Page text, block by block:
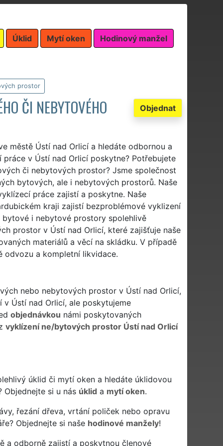
Úklid Mytí oken Hodinový manžel
prostor
Objednat
ČI NEBYTOVÉHO
městě Ústí nad Orlicí a hledáte odbornou a
v Ústí nad Orlicí poskytne? Potřebujete
či nebytových prostor? Jsme společnost
bytových, ale i nebytových prostorů. Naše
práce zajistí a poskytne. Naše
kraji zajistí bezproblémové vyklizení
i nebytové prostory spolehlivě
prostor v Ústí nad Orlicí, které zajišťuje naše
materiálů a věcí na skládku. V případě
odvozu a kompletní likvidace.
nebo nebytových prostor v Ústí nad Orlicí,
v Ústí nad Orlicí, ale poskytujeme
objednávkou námi poskytovaných
vyklízení ne/bytových prostor Ústí nad Orlicí
úklid či mytí oken a hledáte úklidovou
si u nás úklid a mytí oken.
řezání dřeva, vrtání poliček nebo opravu
Objednejte si naše hodinové manžely!
a odborně zajistí a poskytnou členové